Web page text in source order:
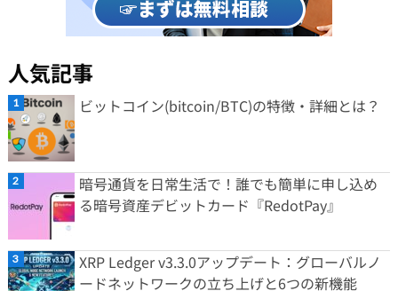
人気記事
ビットコイン(bitcoin/BTC)の特徴・詳細とは？
暗号通貨を日常生活で！誰でも簡単に申し込め
る暗号資産デビットカード『RedotPay』
XRP Ledger v3.3.0アップデート：グローバルノ
ードネットワークの立ち上げと6つの新機能